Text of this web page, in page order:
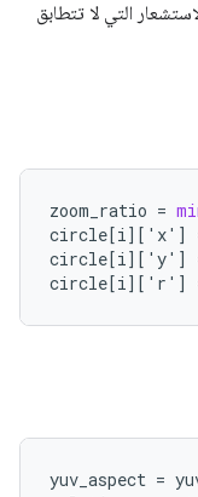
التي لا تتطابق
zoom_ratio =
circle[i][ 'x' ]
circle[i][ 'y' ]
circle[i][ 'r' ]
yuv_aspect =